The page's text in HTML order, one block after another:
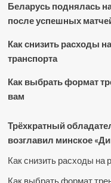
Беларусь поднялась
после успешных
Как снизить расходы
транспорта
Как выбрать формат
вам
Трёхкратный
возглавил минское
Как снизить расходы на